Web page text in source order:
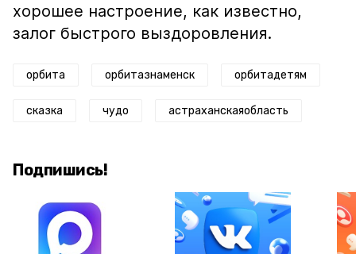
хорошее настроение, как известно,
залог быстрого выздоровления.
орбита орбитазнаменск орбитадетям
сказка чудо астраханскаяобласть
Подпишись!